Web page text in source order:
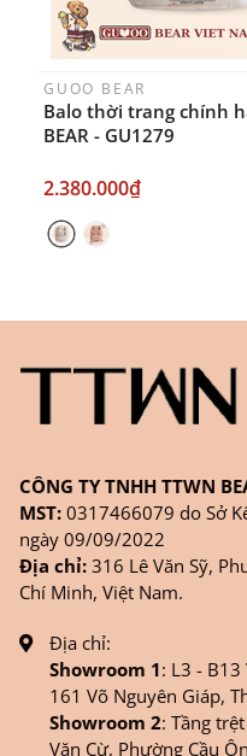
GUOO BEAR
Balo thời trang chính
BEAR - GU1279
2.380.000₫
CÔNG TY TNHH TTWN
MST: 0317466079 do Sở
ngày 09/09/2022
Địa chỉ: 316 Lê Văn Sỹ,
Chí Minh, Việt Nam.
Địa chỉ:
Showroom 1: L3 -
161 Võ Nguyên Giáp,
Showroom 2: Tầng
Văn Cừ, Phường Cầu